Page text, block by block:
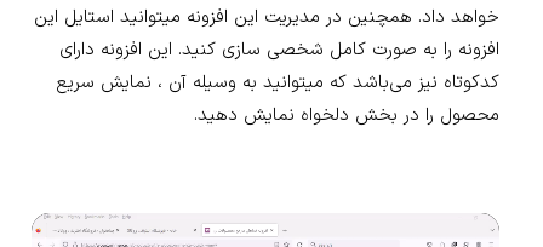
خواهد داد. همچنین در مدیریت این افزونه میتوانید استایل این
افزونه را به صورت کامل شخصی سازی کنید. این افزونه دارای
کدکوتاه نیز می‌باشد که میتوانید به وسیله آن ، نمایش سریع
محصول را در بخش دلخواه نمایش دهید.
نمایشگر